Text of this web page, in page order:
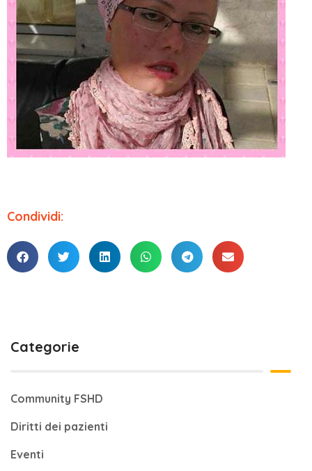
Condividi:
Categorie
Community FSHD
Diritti dei pazienti
Eventi